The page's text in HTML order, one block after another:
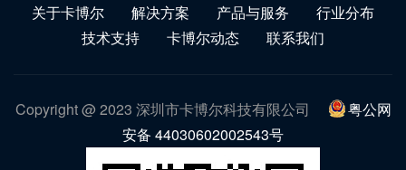
关于卡博尔 解决方案 产品与服务
行业分布
技术支持
卡博尔动态 联系我们
Copyright @ 2023 深圳市卡博尔科技有限公司
粤公网
安备 44030602002543号